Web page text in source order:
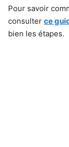
Pour savoir
consulter ce
bien les étapes.